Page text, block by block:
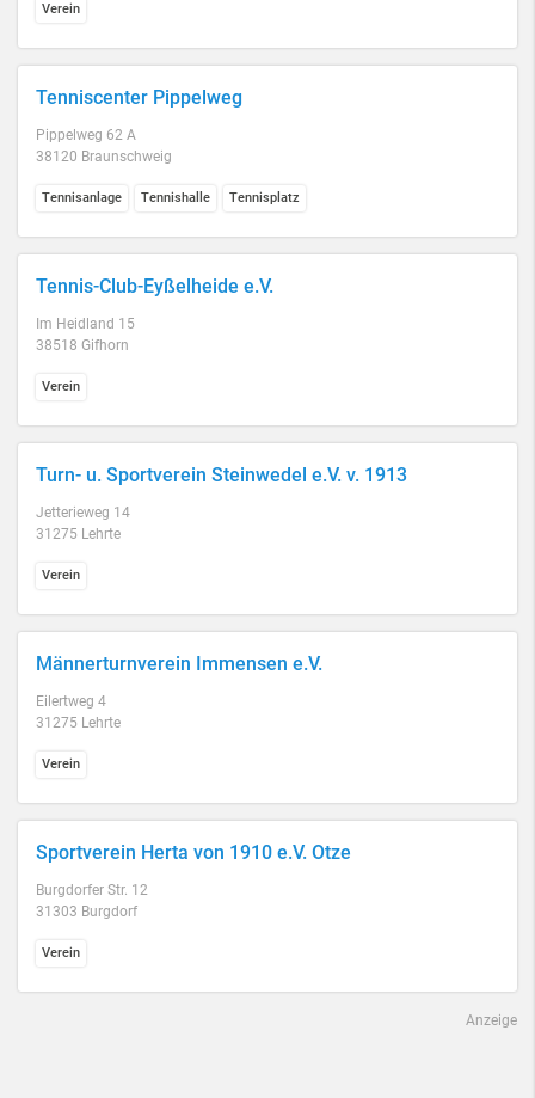
Verein
Tenniscenter Pippelweg
Pippelweg 62 A
38120 Braunschweig
Tennisanlage Tennishalle Tennisplatz
Tennis-Club-Eyßelheide e.V.
Im Heidland 15
38518 Gifhorn
Verein
Turn- u. Sportverein Steinwedel e.V. v. 1913
Jetterieweg 14
31275 Lehrte
Verein
Männerturnverein Immensen e.V.
Eilertweg 4
31275 Lehrte
Verein
Sportverein Herta von 1910 e.V. Otze
Burgdorfer Str. 12
31303 Burgdorf
Verein
Anzeige